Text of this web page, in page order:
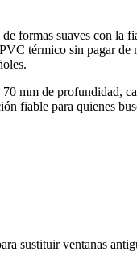
formas suaves con
térmico sin pagar
mm de profundidad,
fiable para quienes
sustituir ventanas